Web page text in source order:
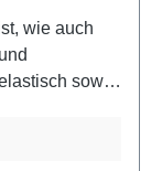
wie auch
sowie